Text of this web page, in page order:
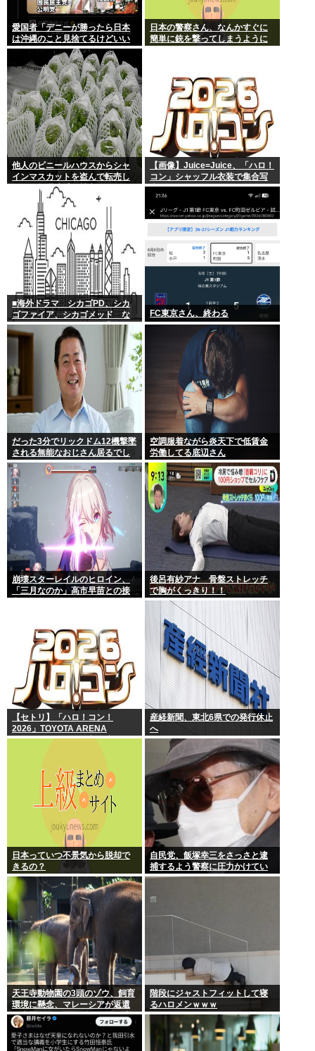
愛国者「デニーが勝ったら日本
は沖縄のこと見捨てるけどいい
の？」
日本の警察さん、なんかすぐに
簡単に銃を撃ってしまうように
他人のビニールハウスからシャ
インマスカットを盗んで転売し
ていた無職逮捕！被害100万円ほ
【画像】Juice=Juice、「ハロ！
コン」シャッフル衣装で集合写
真
■海外ドラマ シカゴPD、シカ
ゴファイア、シカゴメッド な
ぜあの人は、あそこまで背負う
のか
FC東京さん、終わる
だった3分でリックドム12機撃墜
される無能なおじさん居るでし
ょ
空調服着ながら炎天下で低賃金
労働してる底辺さん
崩壊スターレイルのヒロイン、
「三月なのか」高市早苗との接
後呂有紗アナ 骨盤ストレッチ
で胸がくっきり！！
【セトリ】「ハロ！コン！
2026」TOYOTA ARENA
TOKYO 8月8日昼・夜公演セッ
産経新聞、東北6県での発行休止
へ
日本っていつ不景気から脱却で
きるの？
自民党、飯塚幸三をさっさと逮
捕するよう警察に圧力かけてい
たwww
天王寺動物園の3頭のゾウ、飼育
環境に懸念、マレーシアが返還
要求署名17万人。酷すぎる日本
の動物園
階段にジャストフィットして寝
るハロメンｗｗｗ